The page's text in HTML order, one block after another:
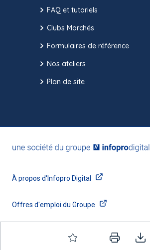
FAQ et tutoriels
Clubs Marchés
Formulaires de référence
Nos ateliers
Plan de site